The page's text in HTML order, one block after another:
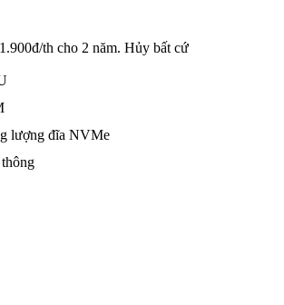
th cho 2 năm. Hủy bất cứ
lượng đĩa NVMe